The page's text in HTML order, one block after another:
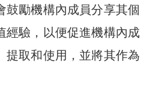
鼓勵機構內成員分享其個
經驗，以便促進機構內成
提取和使用，並將其作為